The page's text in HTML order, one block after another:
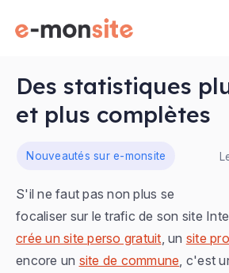
Des statistiques
et plus complètes
Nouveautés sur e-monsite
S'il ne faut pas non plus se
focaliser sur le trafic de son site
crée un site perso gratuit , un site
encore un site de commune , c'est